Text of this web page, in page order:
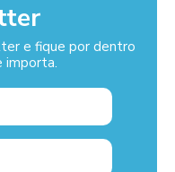
e fique por dentro
importa.